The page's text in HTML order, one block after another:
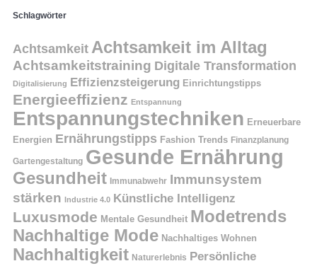
Schlagwörter
Achtsamkeit Achtsamkeit im Alltag
Achtsamkeitstraining Digitale Transformation
Digitalisierung Effizienzsteigerung Einrichtungstipps
Energieeffizienz Entspannung
Entspannungstechniken Erneuerbare
Energien Ernährungstipps Fashion Trends Finanzplanung
Gartengestaltung Gesunde Ernährung
Gesundheit Immunabwehr Immunsystem
stärken Industrie 4.0 Künstliche Intelligenz
Luxusmode Mentale Gesundheit Modetrends
Nachhaltige Mode Nachhaltiges Wohnen
Nachhaltigkeit Naturerlebnis Persönliche